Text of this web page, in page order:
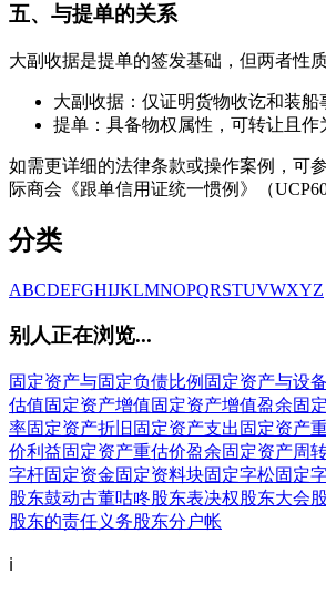
五、与提单的关系
大副收据是提单的签发基础，但两者性质
大副收据：仅证明货物收讫和装船
提单：具备物权属性，可转让且作
如需更详细的法律条款或操作案例，可
际商会《跟单信用证统一惯例》（
分类
ABCDEFGHIJKLMNOPQRSTUVWXYZ
别人正在浏览...
固定资产与固定负债比例 固定资产与设
估值固定资产增值固定资产增值盈余固
率固定资产折旧 固定资产支出 固定资产
价利益固定资产重估价盈余固定资产周
字杆固定资金固定资料块固定字松固定
股东鼓动古董咕咚股东表决权股东大会
股东的责任义务股东分户帐
ℹ️